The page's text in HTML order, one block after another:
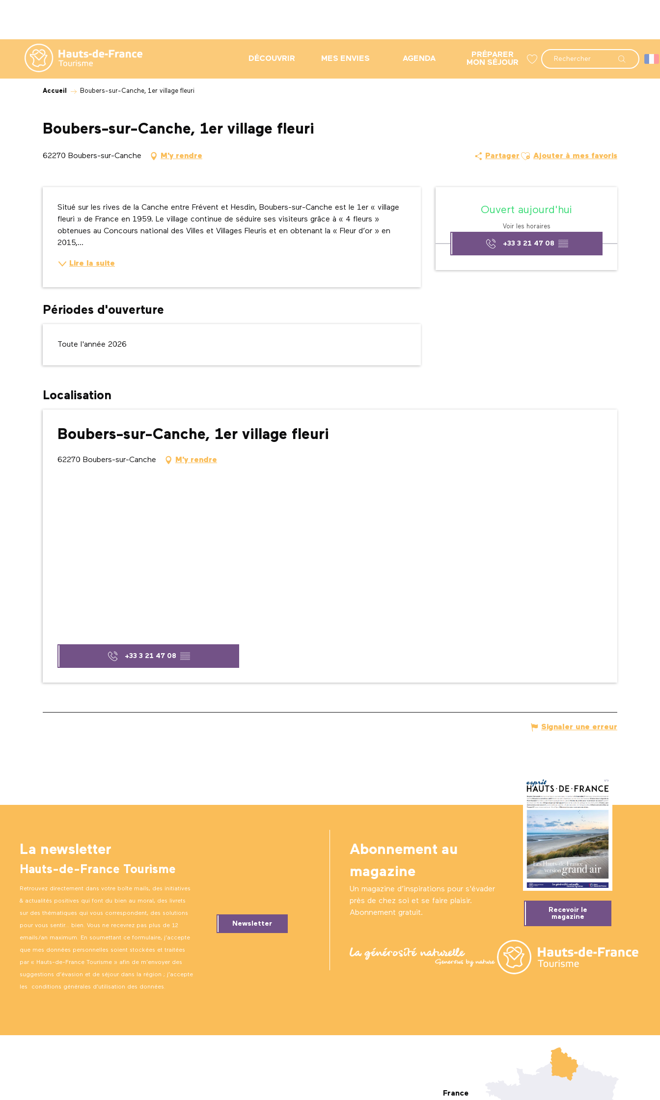
contenu
principal
Recherche
DÉCOUVRIR MES ENVIES AGENDA
PRÉPARER
MON SÉJOUR
Accueil Boubers-sur-Canche, 1er village fleuri
Boubers-sur-Canche, 1er village fleuri
62270 Boubers-sur-Canche M'y rendre Partager Ajouter aux favoris
Ajouter à mes favoris
Ouverture et
Ouvert aujourd'hui
Voir les horaires
+33 3 21 47 08 ▒▒
Description
Situé sur les rives de la Canche entre Frévent et Hesdin, Boubers-sur-Canche est le 1er « village
fleuri » de France en 1959. Le village continue de séduire ses visiteurs grâce à « 4 fleurs »
obtenues au Concours national des Villes et Villages Fleuris et en obtenant la « Fleur d’or » en
2015,...
Lire la suite
Périodes d'ouverture
Toute l'année 2026
Localisation
Boubers-sur-Canche, 1er village fleuri
62270 Boubers-sur-Canche M'y rendre
+33 3 21 47 08 ▒▒
Signaler une erreur
La newsletter
Hauts-de-France Tourisme
Retrouvez directement dans votre boîte mails, des initiatives
& actualités positives qui font du bien au moral, des livrets
sur des thématiques qui vous correspondent, des solutions
pour vous sentir… bien. Vous ne recevrez pas plus de 12
emails/an maximum. En soumettant ce formulaire, j’accepte
que mes données personnelles soient stockées et traitées
par « Hauts-de-France Tourisme » afin de m’envoyer des
suggestions d’évasion et de séjour dans la région ; j’accepte
les conditions générales d’utilisation des données.
Newsletter
Abonnement au
magazine
Un magazine d’inspirations pour s'évader
près de chez soi et se faire plaisir.
Abonnement gratuit.
Recevoir le
magazine
France